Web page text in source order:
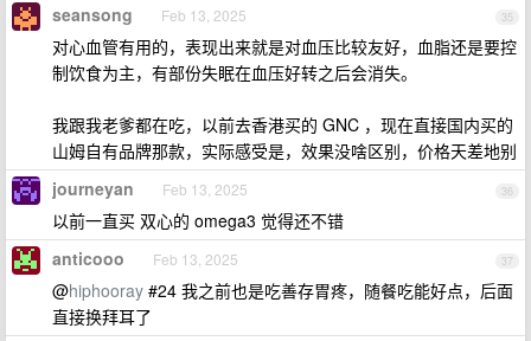
35
seansong Feb 13, 2025
对心血管有用的，表现出来就是对血压比较友好，血脂还是要控
制饮食为主，有部份失眠在血压好转之后会消失。
我跟我老爹都在吃，以前去香港买的 GNC ，现在直接国内买的
山姆自有品牌那款，实际感受是，效果没啥区别，价格天差地别
36
journeyan Feb 13, 2025
以前一直买 双心的 omega3 觉得还不错
37
anticooo Feb 13, 2025
@hiphooray #24 我之前也是吃善存胃疼，随餐吃能好点，后面
直接换拜耳了